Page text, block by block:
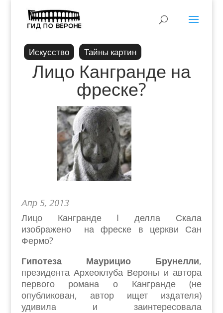
Искусство Тайны картин
Лицо Кангранде на
фреске?
Апр 5, 2013
Лицо Кангранде I делла Скала
изображено на фреске в церкви Сан
Фермо?
Гипотеза Маурицио Брунелли,
президента Археоклуба Вероны и автора
первого романа о Кангранде (не
опубликован, автор ищет издателя)
удивила и заинтересовала